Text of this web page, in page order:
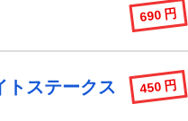
690 円
トステークス 450 円